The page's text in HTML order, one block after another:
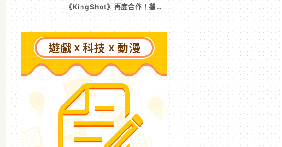
《KingShot》再度合作！攜手
焦糖楓、柒息地推出「國王燒烤
節」活動